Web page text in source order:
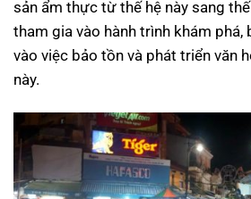
sản ẩm thực từ thế hệ này sang
tham gia vào hành trình khám phá,
vào việc bảo tồn và phát triển văn
này.